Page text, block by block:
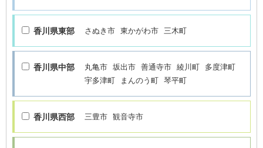
香川県東部 さぬき市 東かがわ市 三木町
香川県中部 丸亀市 坂出市 善通寺市 綾川町
多度津町
宇多津町
まんのう町 琴平町
香川県西部 三豊市 観音寺市